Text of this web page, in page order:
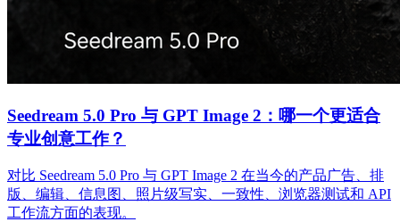
Seedream 5.0 Pro 与 GPT Image 2：哪一个更适合
专业创意工作？
对比 Seedream 5.0 Pro 与 GPT Image 2 在当今的产品广告、排
版、编辑、信息图、照片级写实、一致性、浏览器测试和 API
工作流方面的表现。